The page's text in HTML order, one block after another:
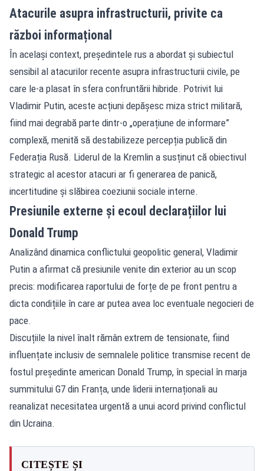
Atacurile asupra infrastructurii, privite ca
război informațional
În același context, președintele rus a abordat și subiectul
sensibil al atacurilor recente asupra infrastructurii civile, pe
care le-a plasat în sfera confruntării hibride. Potrivit lui
Vladimir Putin, aceste acțiuni depășesc miza strict militară,
fiind mai degrabă parte dintr-o „operațiune de informare”
complexă, menită să destabilizeze percepția publică din
Federația Rusă. Liderul de la Kremlin a susținut că obiectivul
strategic al acestor atacuri ar fi generarea de panică,
incertitudine și slăbirea coeziunii sociale interne.
Presiunile externe și ecoul declarațiilor lui
Donald Trump
Analizând dinamica conflictului geopolitic general, Vladimir
Putin a afirmat că presiunile venite din exterior au un scop
precis: modificarea raportului de forțe de pe front pentru a
dicta condițiile în care ar putea avea loc eventuale negocieri de
pace.
Discuțiile la nivel înalt rămân extrem de tensionate, fiind
influențate inclusiv de semnalele politice transmise recent de
fostul președinte american Donald Trump, în special în marja
summitului G7 din Franța, unde liderii internaționali au
reanalizat necesitatea urgentă a unui acord privind conflictul
din Ucraina.
CITEȘTE ȘI